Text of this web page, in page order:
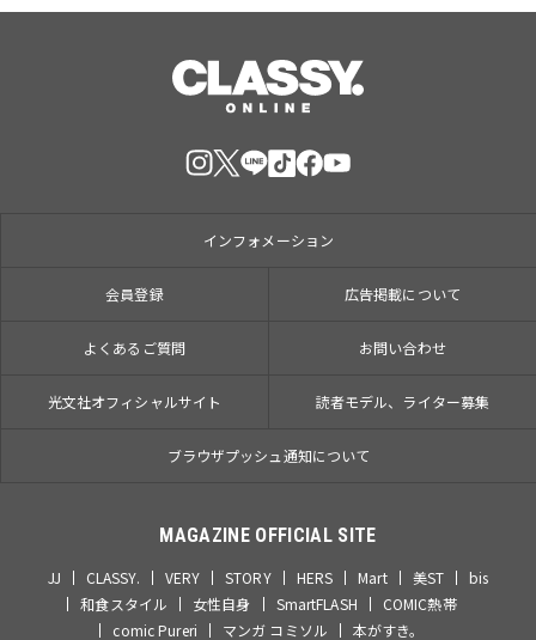
インフォメーション
会員登録 広告掲載について
よくあるご質問 お問い合わせ
光文社オフィシャルサイト 読者モデル、ライター募集
ブラウザプッシュ通知について
MAGAZINE OFFICIAL SITE
JJ CLASSY. VERY STORY HERS Mart 美ST
bis
和食スタイル
女性自身 SmartFLASH
COMIC熱帯
comic Pureri
マンガ コミソル 本がすき。